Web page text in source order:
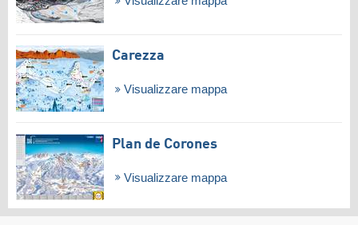
Carezza
Visualizzare mappa
Plan de Corones
Visualizzare mappa